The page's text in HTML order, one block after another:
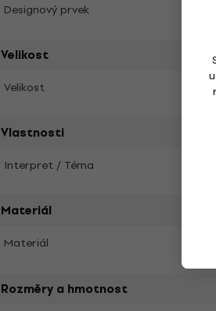
Designový prvek
Velikost
Velikost
Vlastnosti
Interpret / Téma
Materiál
Materiál
Rozměry a hmotnost